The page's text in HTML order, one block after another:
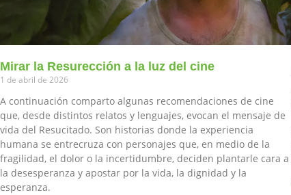
Mirar la Resurección a la luz del cine
1 de abril de 2026
A continuación comparto algunas recomendaciones de cine
que, desde distintos relatos y lenguajes, evocan el mensaje de
vida del Resucitado. Son historias donde la experiencia
humana se entrecruza con personajes que, en medio de la
fragilidad, el dolor o la incertidumbre, deciden plantarle cara a
la desesperanza y apostar por la vida, la dignidad y la
esperanza.